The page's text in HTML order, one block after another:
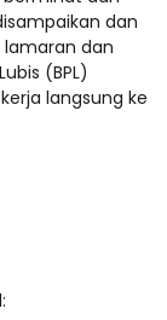
dan
lamaran dan
(BPL)
langsung ke